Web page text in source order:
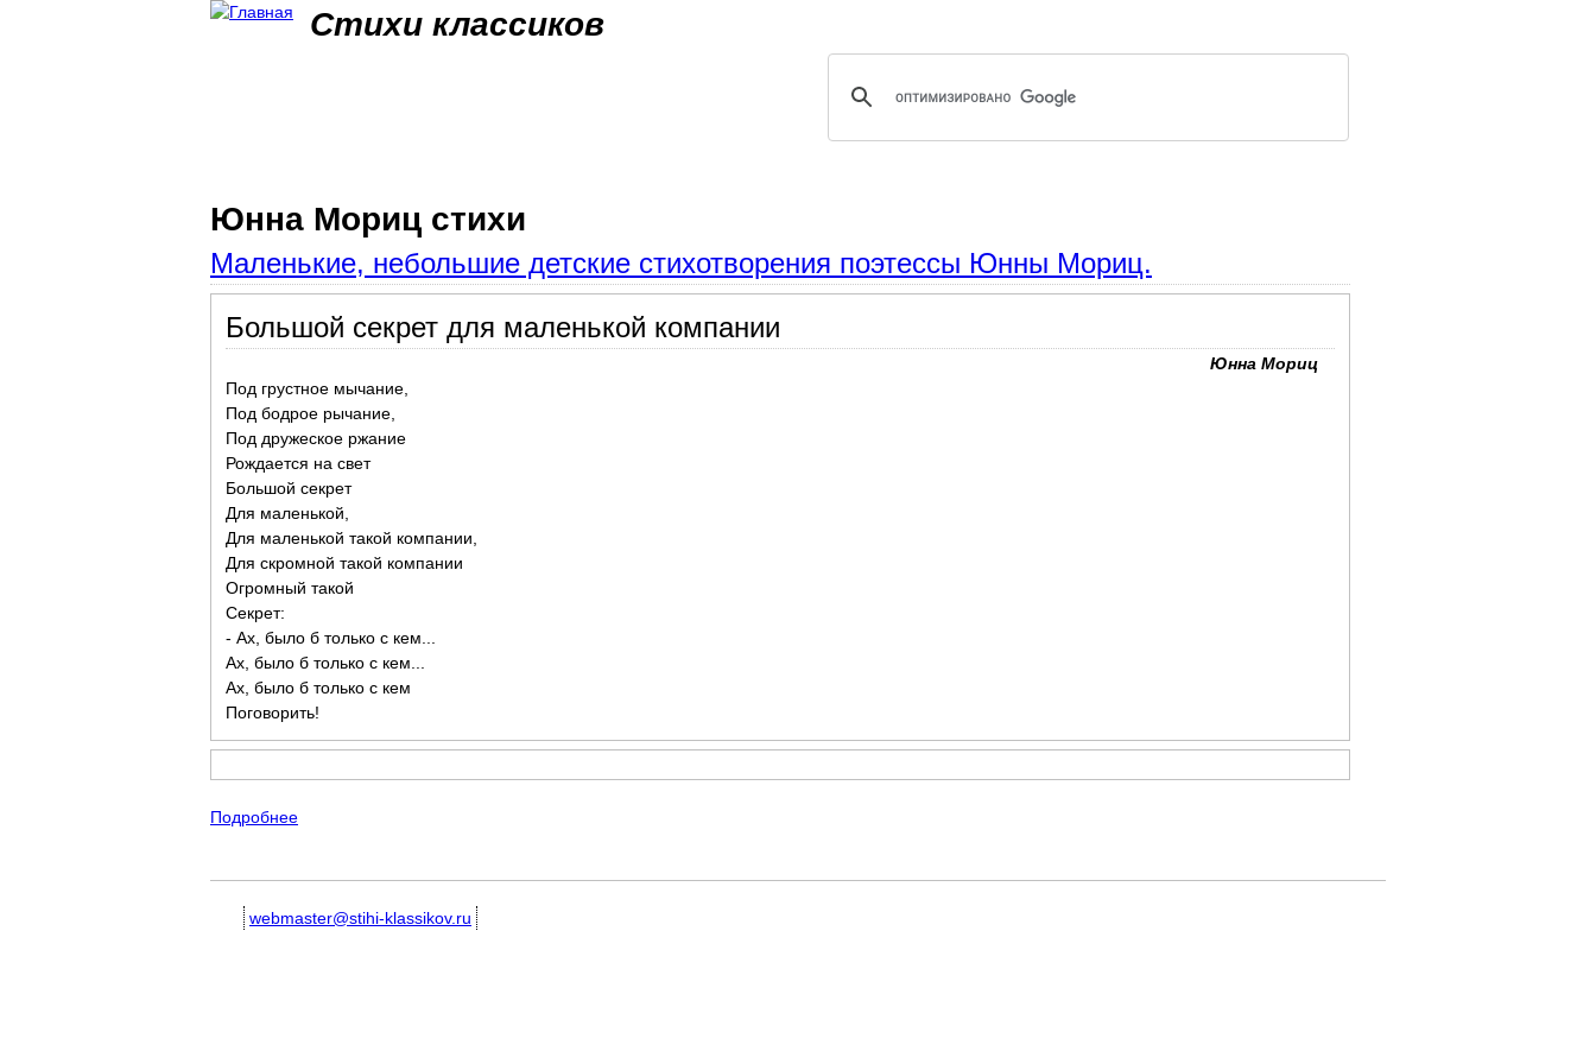
Стихи классиков
Юнна Мориц стихи
Маленькие, небольшие детские стихотворения поэтессы Юнны Мориц.
Большой секрет для маленькой компании
Юнна Мориц
Под грустное мычание,
Под бодрое рычание,
Под дружеское ржание
Рождается на свет
Большой секрет
Для маленькой,
Для маленькой такой компании,
Для скромной такой компании
Огромный такой
Секрет:
- Ах, было б только с кем...
Ах, было б только с кем...
Ах, было б только с кем
Поговорить!
Подробнее
webmaster@stihi-klassikov.ru